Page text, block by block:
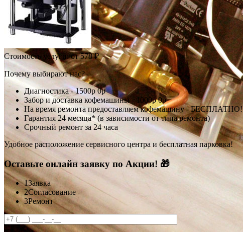
Стоимость услуги:от 578 ₽
Почему выбирают нас?
Диагностика -1500р0р
Забор и доставка кофемашины - 1000р0р
На время ремонта предоставляем кофемашину - БЕСПЛАТНО!
Гарантия 24 месяца* (в зависимости от типа ремонта)
Срочный ремонт за 24 часа
Удобное расположение сервисного центра и бесплатная парковка!
Оставьте онлайн заявку по Акции! 🎁
1Заявка
2Согласование
3Ремонт